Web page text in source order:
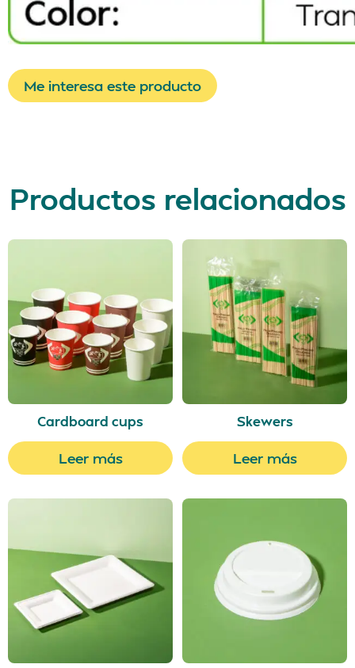
Me interesa este producto
Productos relacionados
Cardboard cups
Leer más
Skewers
Leer más